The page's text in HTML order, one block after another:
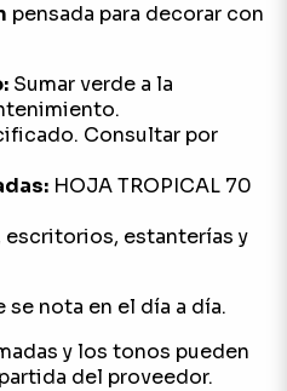
pensada para decorar con
Sumar verde a la
Consultar por
HOJA TROPICAL 70
estanterías y
nota en el día a día.
y los tonos pueden
del proveedor.